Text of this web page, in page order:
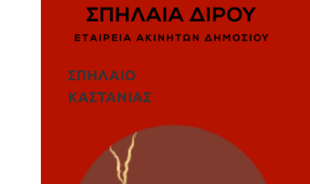
ΣΠΗΛΑΙΟ
ΚΑΣΤΑΝΙΑΣ